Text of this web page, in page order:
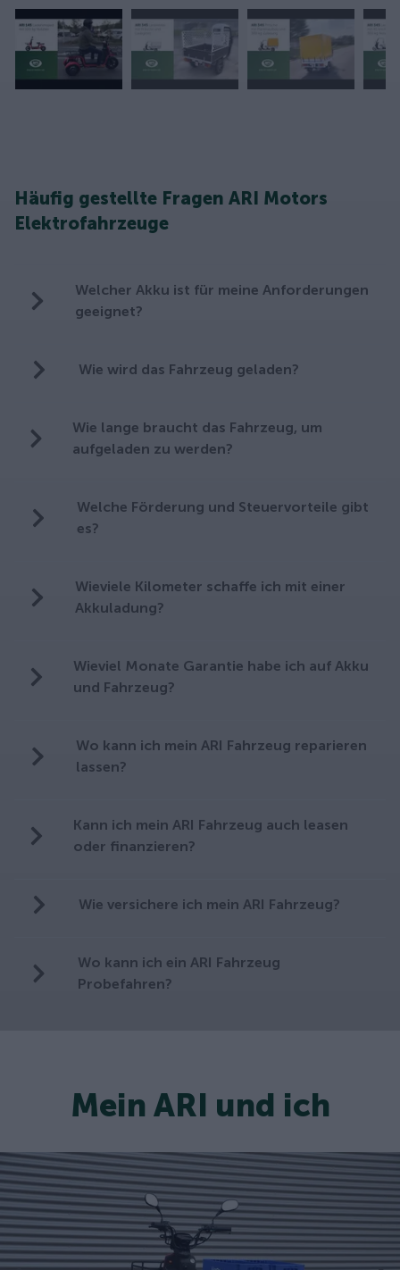
Häufig gestellte Fragen ARI Motors
Elektrofahrzeuge
Welcher Akku ist für meine Anforderungen
geeignet?
Wie wird das Fahrzeug geladen?
Wie lange braucht das Fahrzeug, um
aufgeladen zu werden?
Welche Förderung und Steuervorteile gibt
es?
Wieviele Kilometer schaffe ich mit einer
Akkuladung?
Wieviel Monate Garantie habe ich auf Akku
und Fahrzeug?
Wo kann ich mein ARI Fahrzeug reparieren
lassen?
Kann ich mein ARI Fahrzeug auch leasen
oder finanzieren?
Wie versichere ich mein ARI Fahrzeug?
Wo kann ich ein ARI Fahrzeug
Probefahren?
Mein ARI und ich